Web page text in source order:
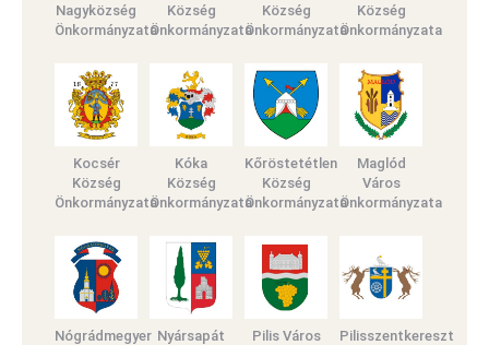
Nagyközség
Önkormányzata
Község
Önkormányzata
Község
Önkormányzata
Község
Önkormányzata
Kocsér
Község
Önkormányzata
Kóka
Község
Önkormányzata
Kőröstetétlen
Község
Önkormányzata
Maglód
Város
Önkormányzata
Nógrádmegyer Nyársapát
Pilis Város
Pilisszentkereszt